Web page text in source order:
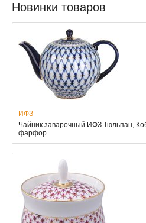
Новинки товаров
ИФЗ
Чайник заварочный ИФЗ Тюльпан,
фарфор